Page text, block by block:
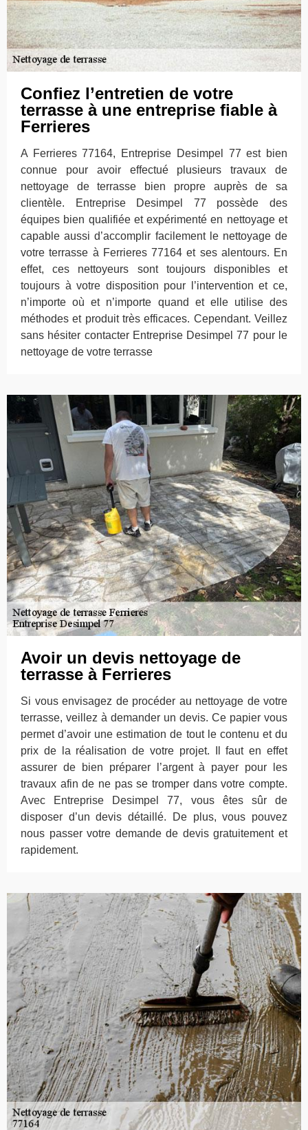
Confiez l’entretien de votre
terrasse à une entreprise fiable à
Ferrieres
A Ferrieres 77164, Entreprise Desimpel 77 est bien
connue pour avoir effectué plusieurs travaux de
nettoyage de terrasse bien propre auprès de sa
clientèle. Entreprise Desimpel 77 possède des
équipes bien qualifiée et expérimenté en nettoyage et
capable aussi d’accomplir facilement le nettoyage de
votre terrasse à Ferrieres 77164 et ses alentours. En
effet, ces nettoyeurs sont toujours disponibles et
toujours à votre disposition pour l’intervention et ce,
n’importe où et n’importe quand et elle utilise des
méthodes et produit très efficaces. Cependant. Veillez
sans hésiter contacter Entreprise Desimpel 77 pour le
nettoyage de votre terrasse
Avoir un devis nettoyage de
terrasse à Ferrieres
Si vous envisagez de procéder au nettoyage de votre
terrasse, veillez à demander un devis. Ce papier vous
permet d’avoir une estimation de tout le contenu et du
prix de la réalisation de votre projet. Il faut en effet
assurer de bien préparer l’argent à payer pour les
travaux afin de ne pas se tromper dans votre compte.
Avec Entreprise Desimpel 77, vous êtes sûr de
disposer d’un devis détaillé. De plus, vous pouvez
nous passer votre demande de devis gratuitement et
rapidement.